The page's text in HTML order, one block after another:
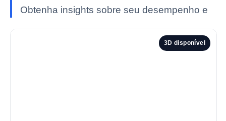
Obtenha insights sobre seu desempenho e
3D disponível